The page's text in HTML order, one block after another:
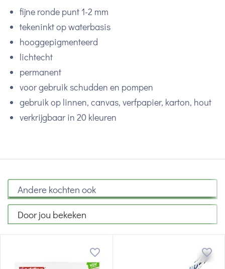
fijne ronde punt 1-2 mm
tekeninkt op waterbasis
hooggepigmenteerd
lichtecht
permanent
voor gebruik schudden en pompen
gebruik op linnen, canvas, verfpapier, karton, hout
verkrijgbaar in 20 kleuren
Andere kochten ook
Door jou bekeken